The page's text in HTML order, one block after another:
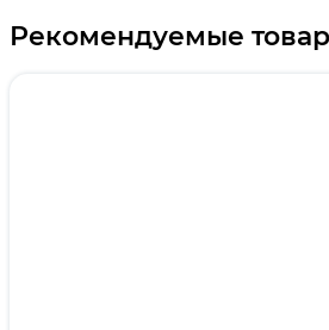
Рекомендуемые